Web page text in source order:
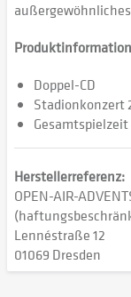
Doppel-CD
Stadionkonzert
Herstellerreferenz:
OPEN-AIR-
Lennéstraße 12
01069 Dresden